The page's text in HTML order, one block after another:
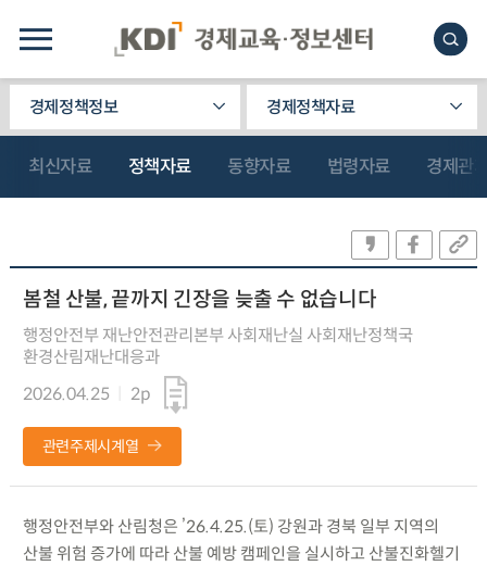
경제정책정보 경제정책자료
최신자료 정책자료 동향자료 법령자료 경제관
봄철 산불, 끝까지 긴장을 늦출 수 없습니다
행정안전부 재난안전관리본부 사회재난실 사회재난정책국
환경산림재난대응과
2026.04.25
2p
관련주제시계열
행정안전부와 산림청은 ’26.4.25.(토) 강원과 경북 일부 지역의
산불 위험 증가에 따라 산불 예방 캠페인을 실시하고 산불진화헬기